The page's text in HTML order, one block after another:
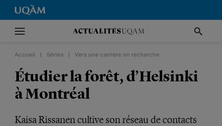
Accueil Séries Vers une carrière en recherche
Étudier la forêt, d’Helsinki
à Montréal
Kaisa Rissanen cultive son réseau de contacts